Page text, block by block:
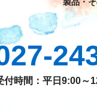
製品・
付時間：平日9:00～